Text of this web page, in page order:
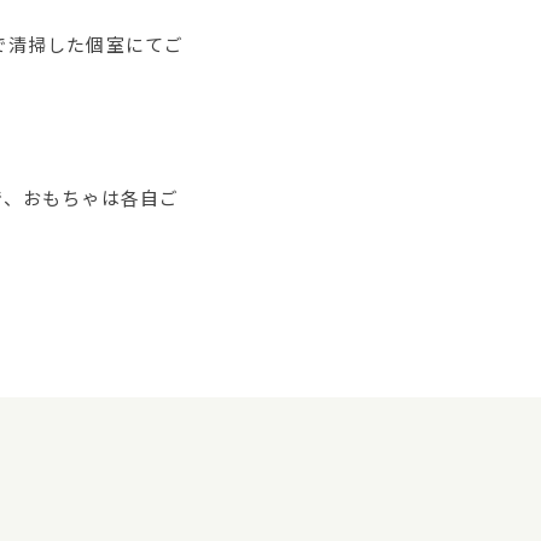
掃した個室にてご
おもちゃは各自ご